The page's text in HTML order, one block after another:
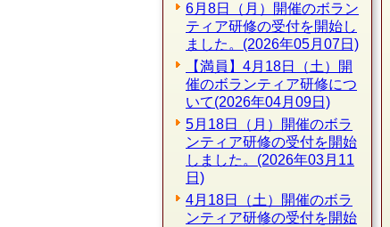
6月8日（月）開催のボラン
ティア研修の受付を開始し
ました。(2026年05月07日)
【満員】4月18日（土）開
催のボランティア研修につ
いて(2026年04月09日)
5月18日（月）開催のボラ
ンティア研修の受付を開始
しました。(2026年03月11
日)
4月18日（土）開催のボラ
ンティア研修の受付を開始